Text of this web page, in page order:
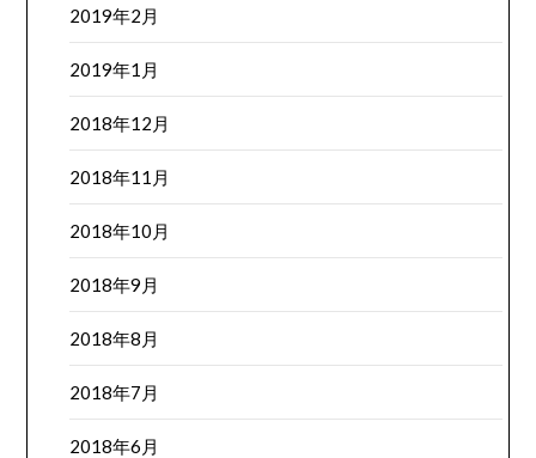
2019年2月
2019年1月
2018年12月
2018年11月
2018年10月
2018年9月
2018年8月
2018年7月
2018年6月